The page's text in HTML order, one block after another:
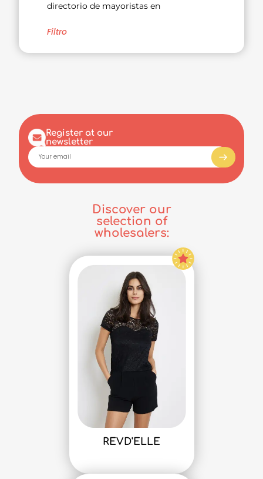
directorio de mayoristas en
Filtro
Register at our
newsletter
Discover our
selection of
wholesalers:
REVD'ELLE